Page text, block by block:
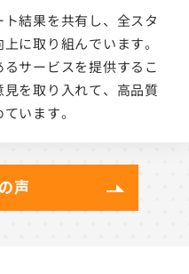
結果を共有し、全スタ
に取り組んでいます。
サービスを提供するこ
を取り入れて、高品質
います。
声